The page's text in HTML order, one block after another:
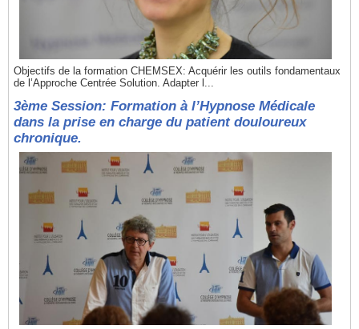
Objectifs de la formation CHEMSEX: Acquérir les outils fondamentaux
de l’Approche Centrée Solution. Adapter l...
3ème Session: Formation à l’Hypnose Médicale
dans la prise en charge du patient douloureux
chronique.